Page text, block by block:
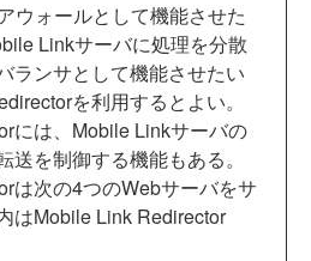
ウォールとして機能させた
Linkサーバに処理を分散
ランサとして機能させたい
を利用するとよい。
には、Mobile Linkサーバの
を制御する機能もある。
は次の4つのWebサーバをサ
はMobile Link Redirector